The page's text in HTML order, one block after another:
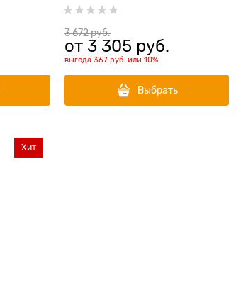
Duck Adult Medium)
3 672 руб.
от 3 305 руб.
выгода 367 руб. или 10%
Выбрать
Хит